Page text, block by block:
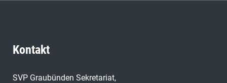
Kontakt
SVP Graubünden Sekretariat,